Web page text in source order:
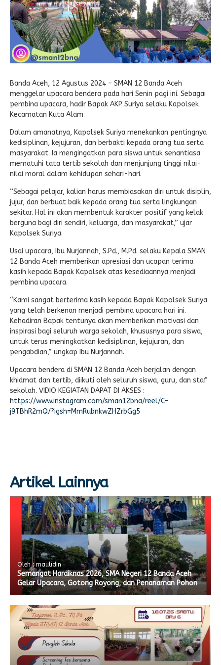
Banda Aceh, 12 Agustus 2024 – SMAN 12 Banda Aceh
menggelar upacara bendera pada hari Senin pagi ini. Sebagai
pembina upacara, hadir Bapak AKP Suriya selaku Kapolsek
Kecamatan Kuta Alam.
Dalam amanatnya, Kapolsek Suriya menekankan pentingnya
kedisiplinan, kejujuran, dan berbakti kepada orang tua serta
masyarakat. Ia mengingatkan para siswa untuk senantiasa
mematuhi tata tertib sekolah dan menjunjung tinggi nilai-
nilai moral dalam kehidupan sehari-hari.
“Sebagai pelajar, kalian harus membiasakan diri untuk disiplin,
jujur, dan berbuat baik kepada orang tua serta lingkungan
sekitar. Hal ini akan membentuk karakter positif yang kelak
berguna bagi diri sendiri, keluarga, dan masyarakat,” ujar
Kapolsek Suriya.
Usai upacara, Ibu Nurjannah, S.Pd., M.Pd. selaku Kepala SMAN
12 Banda Aceh memberikan apresiasi dan ucapan terima
kasih kepada Bapak Kapolsek atas kesediaannya menjadi
pembina upacara.
“Kami sangat berterima kasih kepada Bapak Kapolsek Suriya
yang telah berkenan menjadi pembina upacara hari ini.
Kehadiran Bapak tentunya akan memberikan motivasi dan
inspirasi bagi seluruh warga sekolah, khususnya para siswa,
untuk terus meningkatkan kedisiplinan, kejujuran, dan
pengabdian,” ungkap Ibu Nurjannah.
Upacara bendera di SMAN 12 Banda Aceh berjalan dengan
khidmat dan tertib, diikuti oleh seluruh siswa, guru, dan staf
sekolah. VIDIO KEGIATAN DAPAT DI AKSES :
https://www.instagram.com/sman12bna/reel/C-
j9TBhR2mQ/?igsh=MmRubnkwZHZrbGg5
Artikel Lainnya
Oleh : maulidin
Semangat Hardiknas 2026, SMA Negeri 12 Banda Aceh
Gelar Upacara, Gotong Royong, dan Penanaman Pohon